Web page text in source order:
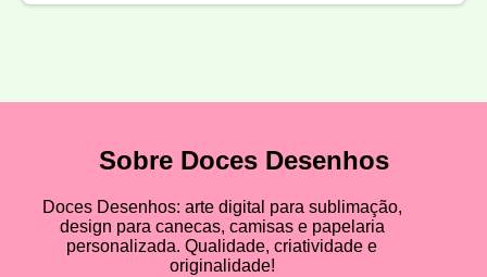
Sobre Doces Desenhos
Doces Desenhos: arte digital para sublimação,
design para canecas, camisas e papelaria
personalizada. Qualidade, criatividade e
originalidade!